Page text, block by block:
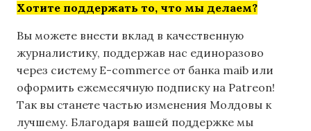
Хотите поддержать то, что мы делаем?
Вы можете внести вклад в качественную
журналистику, поддержав нас единоразово
через систему E-commerce от банка maib или
оформить ежемесячную подписку на Patreon!
Так вы станете частью изменения Молдовы к
лучшему. Благодаря вашей поддержке мы